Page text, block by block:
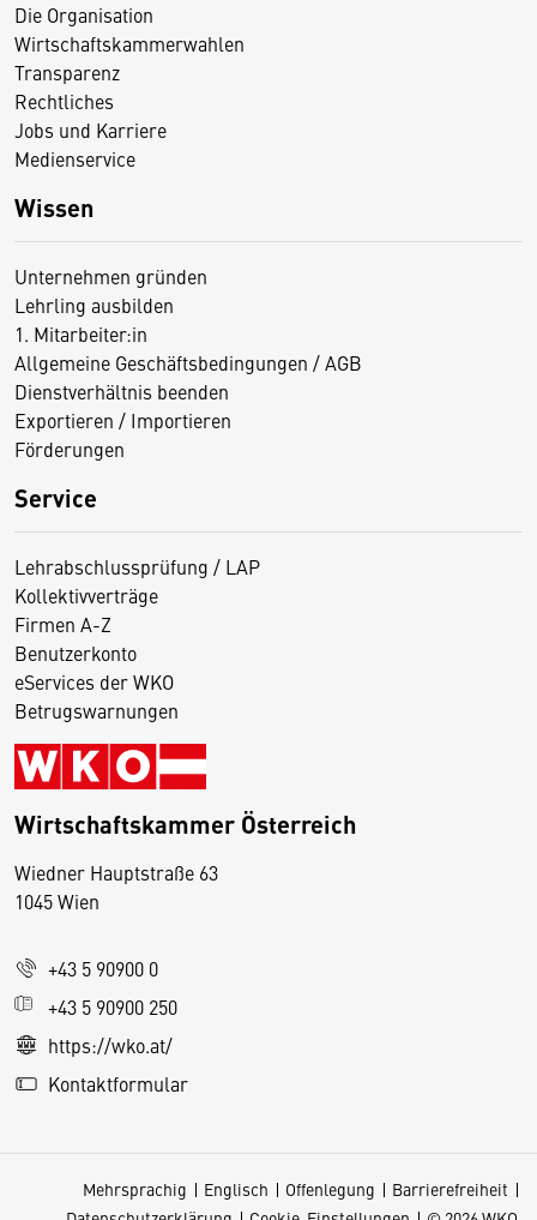
Die Organisation
Wirtschaftskammerwahlen
Transparenz
Rechtliches
Jobs und Karriere
Medienservice
Wissen
Unternehmen gründen
Lehrling ausbilden
1. Mitarbeiter:in
Allgemeine Geschäftsbedingungen / AGB
Dienstverhältnis beenden
Exportieren / Importieren
Förderungen
Service
Lehrabschlussprüfung / LAP
Kollektivverträge
Firmen A-Z
Benutzerkonto
eServices der WKO
Betrugswarnungen
Wirtschaftskammer Österreich
Wiedner Hauptstraße 63
1045 Wien
+43 5 90900 0
+43 5 90900 250
https://wko.at/
Kontaktformular
Mehrsprachig Englisch Offenlegung
Barrierefreiheit
D
s
e
S
e